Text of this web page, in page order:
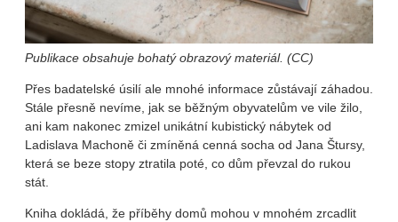
Publikace obsahuje bohatý obrazový materiál. (CC)
Přes badatelské úsilí ale mnohé informace zůstávají záhadou.
Stále přesně nevíme, jak se běžným obyvatelům ve vile žilo,
ani kam nakonec zmizel unikátní kubistický nábytek od
Ladislava Machoně či zmíněná cenná socha od Jana Štursy,
která se beze stopy ztratila poté, co dům převzal do rukou
stát.
Kniha dokládá, že příběhy domů mohou v mnohém zrcadlit